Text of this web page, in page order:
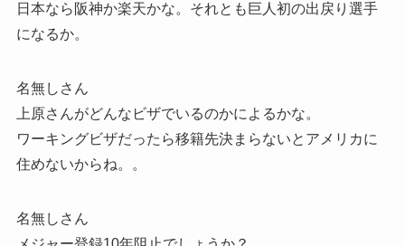
日本なら阪神か楽天かな。それとも巨人初の出戻り選手
になるか。
名無しさん
上原さんがどんなビザでいるのかによるかな。
ワーキングビザだったら移籍先決まらないとアメリカに
住めないからね。。
名無しさん